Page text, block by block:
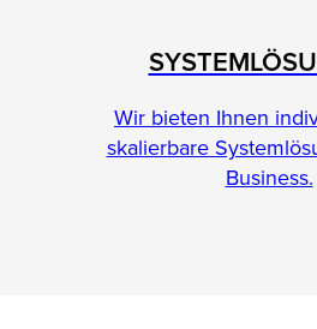
Wir bieten Ihnen
skalierbare
Business.